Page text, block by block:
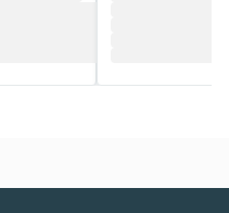
なぜClau
だきま
それぞれの本当
ント構築の最前